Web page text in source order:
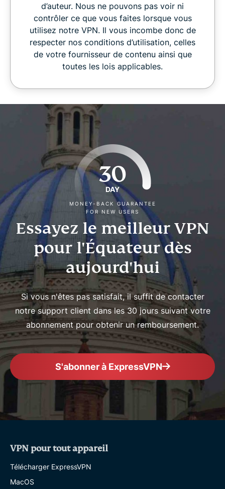
d’auteur. Nous ne pouvons pas voir ni
contrôler ce que vous faites lorsque vous
utilisez notre VPN. Il vous incombe donc de
respecter nos conditions d’utilisation, celles
de votre fournisseur de contenu ainsi que
toutes les lois applicables.
30
DAY
MONEY-BACK GUARANTEE
FOR NEW USERS
Essayez le meilleur VPN
pour l'Équateur dès
aujourd'hui
Si vous n'êtes pas satisfait, il suffit de contacter
notre support client dans les 30 jours suivant votre
abonnement pour obtenir un remboursement.
S'abonner à ExpressVPN
VPN pour tout appareil
Télécharger ExpressVPN
MacOS